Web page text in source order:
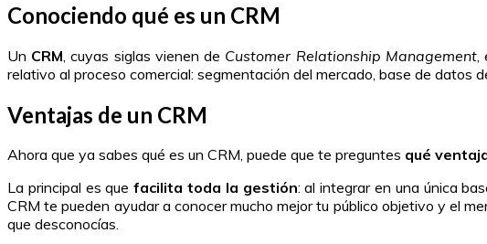
Conociendo qué es un CRM
Un CRM , cuyas siglas vienen de Customer Relationship Management,
relativo al proceso comercial: segmentación del mercado, base de datos
Ventajas de un CRM
Ahora que ya sabes qué es un CRM, puede que te preguntes qué
La principal es quefacilita toda la gestión: al integrar en una única
CRM te pueden ayudar a conocer mucho mejor tu público objetivo y el
que desconocías.